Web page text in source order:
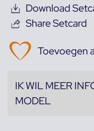
Download
Share Setcard
Toevoegen
IK WIL MEER
MODEL